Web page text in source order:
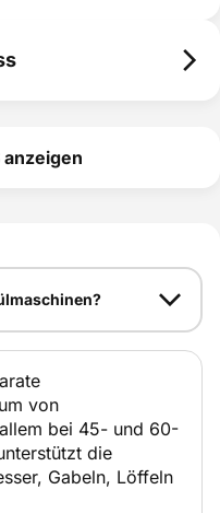
anzeigen
von
bei 45- und 60-
die
Gabeln, Löffeln